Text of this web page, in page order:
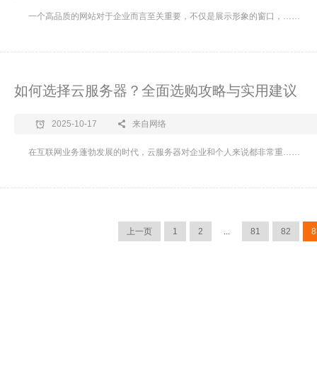
一个高品质的网站对于企业而言至关重要，不仅是展示形象的窗口，……
如何选择云服务器？全面选购攻略与实用建议
2025-10-17 来自网络
在互联网业务蓬勃发展的时代，云服务器对企业和个人来说都非常重……
上一页 1 2 ... 81 82